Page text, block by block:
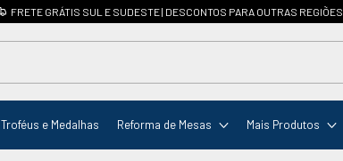
FRETE GRÁTIS SUL E SUDESTE | DESCONTOS PARA OUTRAS REGIÕES
Troféus e Medalhas Reforma de Mesas Mais Produtos